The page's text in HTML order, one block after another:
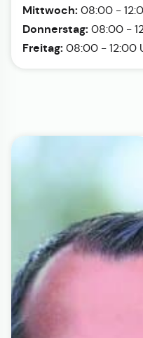
Mittwoch: 08:00 -
Donnerstag: 08:00 -
Freitag: 08:00 - 12:00